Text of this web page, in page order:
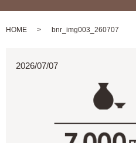
HOME bnr_img003_260707
2026/07/07